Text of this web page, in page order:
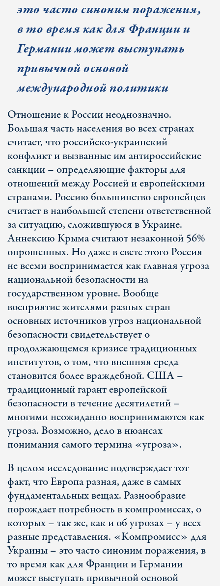
это часто синоним поражения,
в то время как для Франции и
Германии может выступать
привычной основой
международной политики
Отношение к России неоднозначно.
Большая часть населения во всех странах
считает, что российско-украинский
конфликт и вызванные им антироссийские
санкции – определяющие факторы для
отношений между Россией и европейскими
странами. Россию большинство европейцев
считает в наибольшей степени ответственной
за ситуацию, сложившуюся в Украине.
Аннексию Крыма считают незаконной 56%
опрошенных. Но даже в свете этого Россия
не всеми воспринимается как главная угроза
национальной безопасности на
государственном уровне. Вообще
восприятие жителями разных стран
основных источников угроз национальной
безопасности свидетельствует о
продолжающемся кризисе традиционных
институтов, о том, что внешняя среда
становится более враждебной. США –
традиционный гарант европейской
безопасности в течение десятилетий –
многими неожиданно воспринимаются как
угроза. Возможно, дело в нюансах
понимания самого термина «угроза».
В целом исследование подтверждает тот
факт, что Европа разная, даже в самых
фундаментальных вещах. Разнообразие
порождает потребность в компромиссах, о
которых – так же, как и об угрозах – у всех
разные представления. «Компромисс» для
Украины – это часто синоним поражения, в
то время как для Франции и Германии
может выступать привычной основой